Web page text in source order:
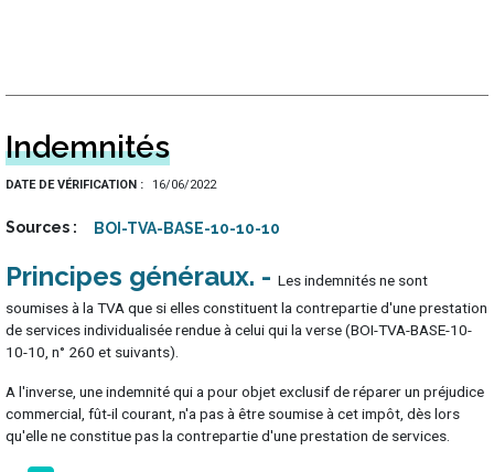
Indemnités
DATE DE VÉRIFICATION 16/06/2022
Sources BOI-TVA-BASE-10-10-10
Principes généraux
Les indemnités ne sont
soumises à la TVA que si elles constituent la contrepartie d'une prestation
de services individualisée rendue à celui qui la verse (BOI-TVA-BASE-10-
10-10, n° 260 et suivants).
A l'inverse, une indemnité qui a pour objet exclusif de réparer un préjudice
commercial, fût-il courant, n'a pas à être soumise à cet impôt, dès lors
qu'elle ne constitue pas la contrepartie d'une prestation de services.